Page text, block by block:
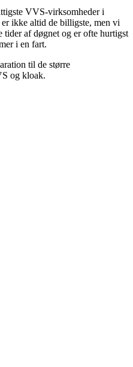
VVS-virksomheder i
ikke altid de billigste, men vi
tider af døgnet og er ofte hurtigst
i en fart.
til de større
og kloak.